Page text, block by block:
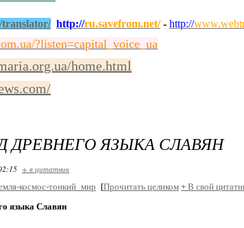
translator/ http://ru.savefrom.net/- http://
?listen=capital_voice_ua
home.html
ДРЕВНЕГО ЯЗЫКА СЛАВЯН
+ в цитатник
космос-тонкий_мир [Прочитать целиком + В свой
языка Славян